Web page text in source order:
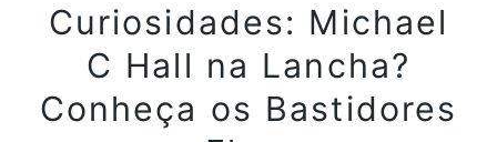
Curiosidades: Michael
C Hall na Lancha?
Conheça os Bastidores